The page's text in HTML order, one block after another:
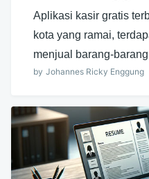
Aplikasi kasir gratis
kota yang ramai,
menjual barang-
by Johannes Ricky Enggung